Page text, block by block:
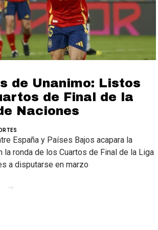
de Unanimo: Listos
de Final de la
Naciones
España y Países Bajos acapara la
la ronda de los Cuartos de Final de la Liga
a disputarse en marzo